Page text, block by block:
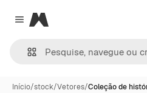
Close menu
Magnific
Início/stock/Vetores/Coleção de